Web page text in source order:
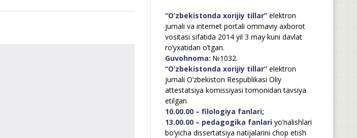
“O’zbekistonda xorijiy tillar”elektron
jurnali va internet portali ommaviy axborot
vositasi sifatida 2014 yil 3 may kuni davlat
ro’yxatidan o’tgan.
Guvohnoma: №1032.
“O’zbekistonda xorijiy tillar”elektron
jurnali O’zbekiston Respublikasi Oliy
attestatsiya komissiyasi tomonidan tavsiya
etilgan
10.00.00 – filologiya fanlari;
13.00.00 – pedagogika fanlariyo’nalishlari
bo’yicha dissertatsiya natijalarini chop etish